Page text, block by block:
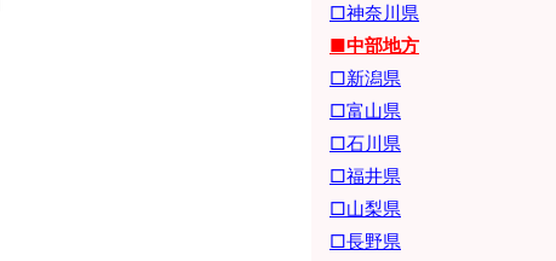
□神奈川県
■中部地方
□新潟県
□富山県
□石川県
□福井県
□山梨県
□長野県